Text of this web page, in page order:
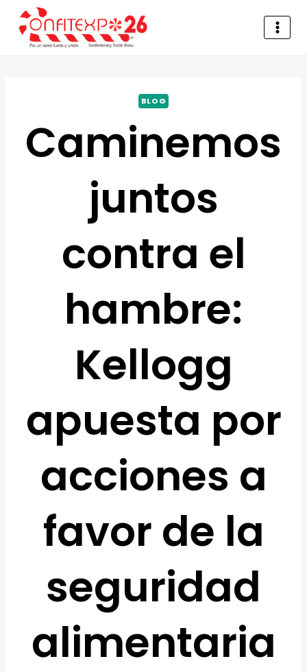
BLOG
Caminemos
juntos
contra el
hambre:
Kellogg
apuesta por
acciones a
favor de la
seguridad
alimentaria